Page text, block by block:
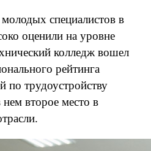
специалистов в
оценили на уровне
колледж вошел
рейтинга
по трудоустройству
второе место в